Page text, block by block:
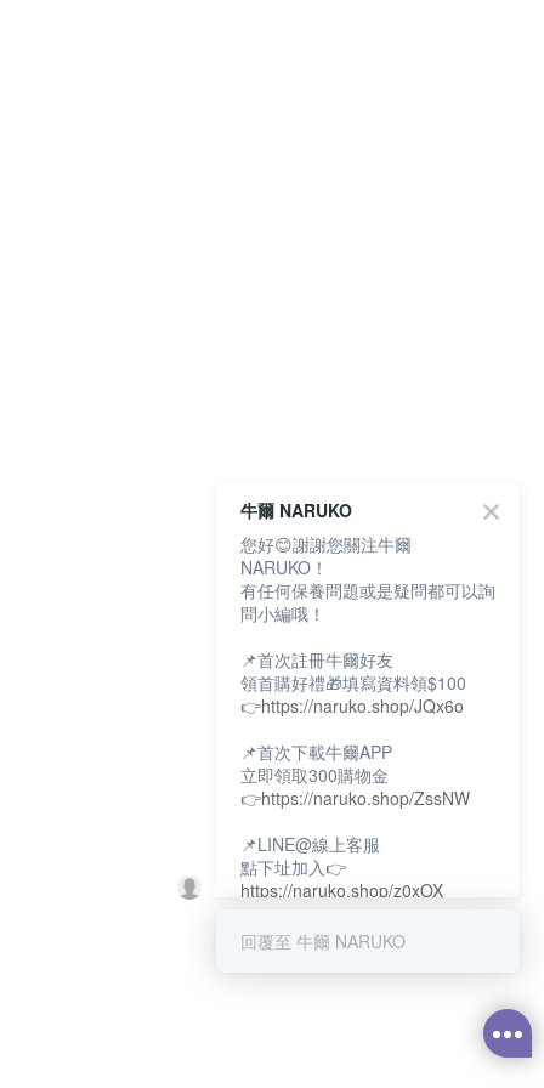
牛爾 NARUKO
您好😊謝謝您關注牛爾
NARUKO！
有任何保養問題或是疑問都可以詢
問小編哦！
📌首次註冊牛爾好友
領首購好禮🎁填寫資料領$100
👉https://naruko.shop/JQx6o
📌首次下載牛爾APP
立即領取300購物金
👉https://naruko.shop/ZssNW
📌LINE@線上客服
點下址加入👉
https://naruko.shop/z0xOX
📌電話客服：02-26581707
回覆至 牛爾 NARUKO